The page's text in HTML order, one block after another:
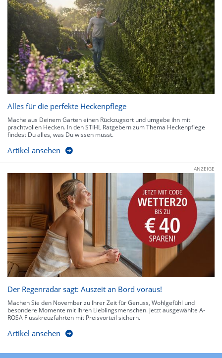
Alles für die perfekte Heckenpflege
Mache aus Deinem Garten einen Rückzugsort und umgebe ihn mit
prachtvollen Hecken. In den STIHL Ratgebern zum Thema Heckenpflege
findest Du alles, was Du wissen musst.
Artikel ansehen
ANZEIGE
Der Regenradar sagt: Auszeit an Bord voraus!
Machen Sie den November zu Ihrer Zeit für Genuss, Wohlgefühl und
besondere Momente mit Ihren Lieblingsmenschen. Jetzt ausgewählte A-
ROSA Flusskreuzfahrten mit Preisvorteil sichern.
Artikel ansehen